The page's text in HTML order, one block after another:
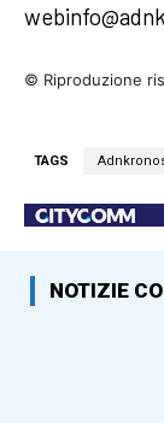
© Riproduzione
TAGS
NOTIZIE